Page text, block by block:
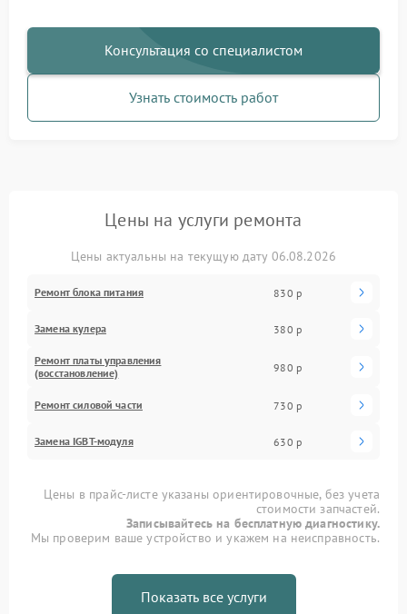
Консультация со специалистом
Узнать стоимость работ
Цены на услуги ремонта
Цены актуальны на текущую дату 06.08.2026
Ремонт блока питания 830 р
Замена кулера 380 р
Ремонт платы управления
(восстановление)
980 р
Ремонт силовой части 730 р
Замена IGBT-модуля 630 р
Цены в прайс-листе указаны ориентировочные, без учета
стоимости запчастей.
Записывайтесь на бесплатную диагностику.
Мы проверим ваше устройство и укажем на неисправность.
Показать все услуги